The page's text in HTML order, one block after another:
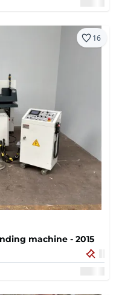
16
machine - 2015